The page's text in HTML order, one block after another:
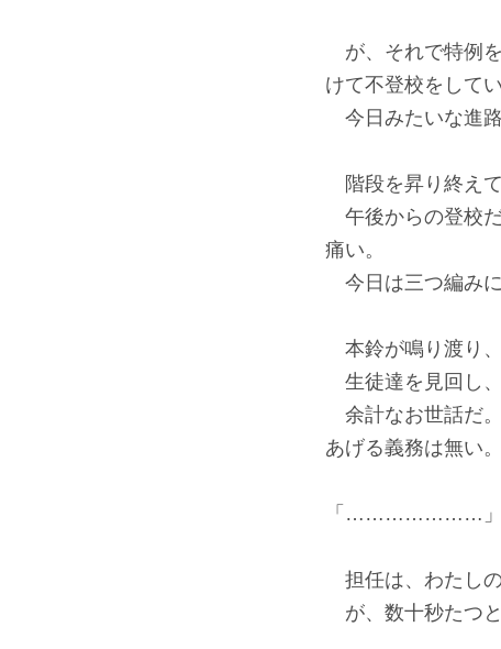
が、それで特例
けて不登校をしてい
今日みたいな進
階段を昇り終えて
午後からの登校
痛い。
今日は三つ編み
本鈴が鳴り渡り
生徒達を見回し、
余計なお世話だ
あげる義務は無い。
「…………………」
担任は、わたしの
が、数十秒たつ